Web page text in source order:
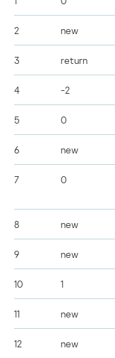
2 new
3 return
4 -2
5 0
6 new
7 0
8 new
9 new
10 1
11 new
12 new